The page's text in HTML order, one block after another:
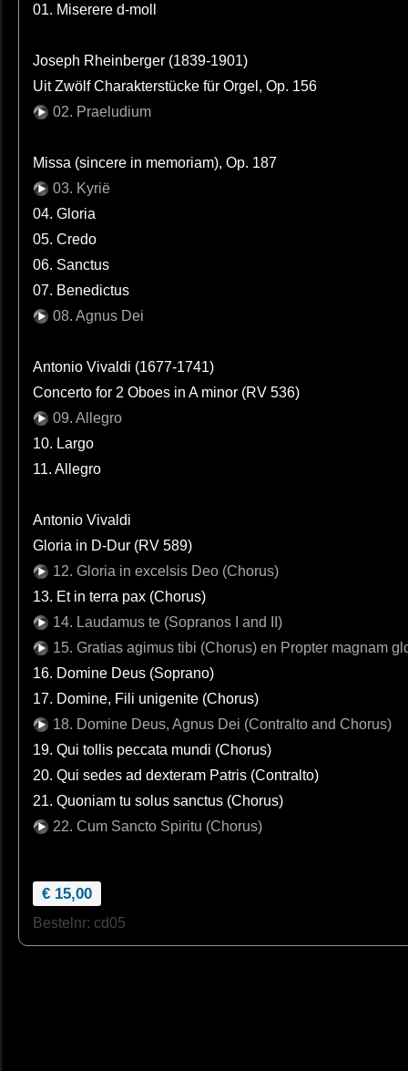
01. Miserere d-moll
Joseph Rheinberger (1839-1901)
Uit Zwölf Charakterstücke für Orgel, Op. 156
02. Praeludium
Missa (sincere in memoriam), Op. 187
03. Kyrië
04. Gloria
05. Credo
06. Sanctus
07. Benedictus
08. Agnus Dei
Antonio Vivaldi (1677-1741)
Concerto for 2 Oboes in A minor (RV 536)
09. Allegro
10. Largo
11. Allegro
Antonio Vivaldi
Gloria in D-Dur (RV 589)
12. Gloria in excelsis Deo (Chorus)
13. Et in terra pax (Chorus)
14. Laudamus te (Sopranos I and II)
15. Gratias agimus tibi (Chorus) en Propter magnam
16. Domine Deus (Soprano)
17. Domine, Fili unigenite (Chorus)
18. Domine Deus, Agnus Dei (Contralto and Chorus)
19. Qui tollis peccata mundi (Chorus)
20. Qui sedes ad dexteram Patris (Contralto)
21. Quoniam tu solus sanctus (Chorus)
22. Cum Sancto Spiritu (Chorus)
€ 15,00
Bestelnr: cd05